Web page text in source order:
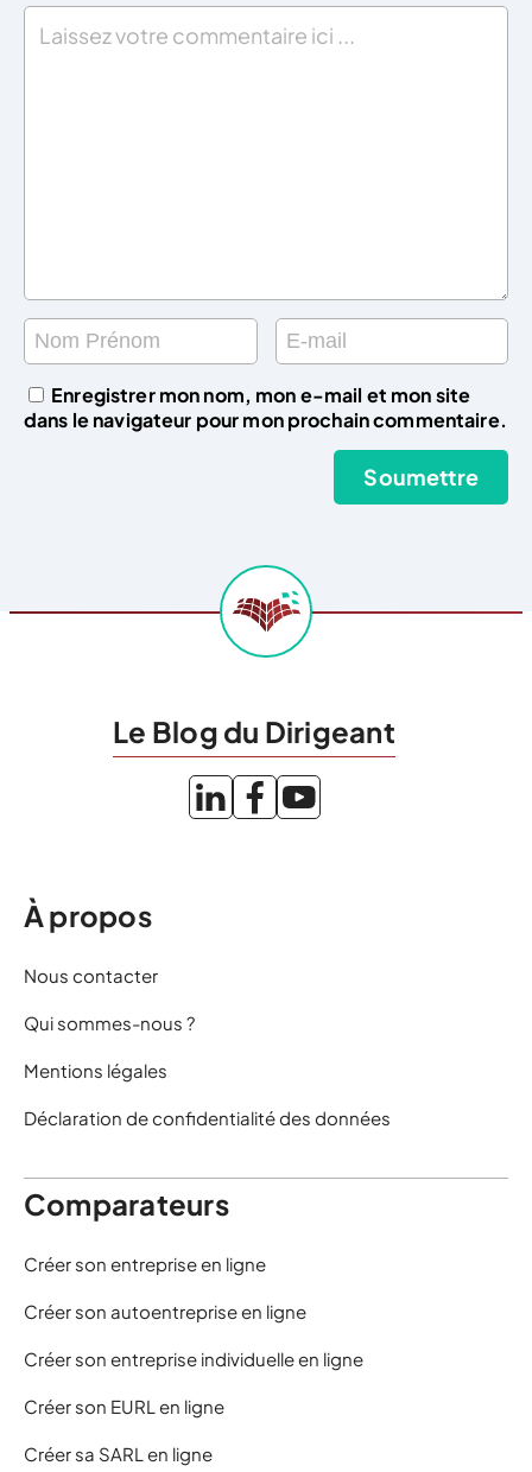
Enregistrer mon nom, mon e-mail et mon site
dans le navigateur pour mon prochain commentaire.
Le Blog du Dirigeant
À propos
Nous contacter
Qui sommes-nous ?
Mentions légales
Déclaration de confidentialité des données
Comparateurs
Créer son entreprise en ligne
Créer son autoentreprise en ligne
Créer son entreprise individuelle en ligne
Créer son EURL en ligne
Créer sa SARL en ligne